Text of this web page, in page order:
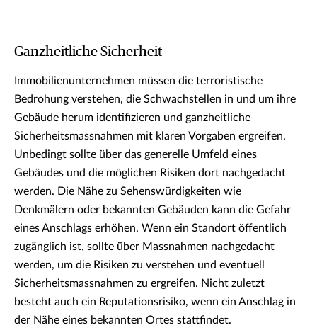
Ganzheitliche Sicherheit
Immobilienunternehmen müssen die terroristische
Bedrohung verstehen, die Schwachstellen in und um ihre
Gebäude herum identifizieren und ganzheitliche
Sicherheitsmassnahmen mit klaren Vorgaben ergreifen.
Unbedingt sollte über das generelle Umfeld eines
Gebäudes und die möglichen Risiken dort nachgedacht
werden. Die Nähe zu Sehenswürdigkeiten wie
Denkmälern oder bekannten Gebäuden kann die Gefahr
eines Anschlags erhöhen. Wenn ein Standort öffentlich
zugänglich ist, sollte über Massnahmen nachgedacht
werden, um die Risiken zu verstehen und eventuell
Sicherheitsmassnahmen zu ergreifen. Nicht zuletzt
besteht auch ein Reputationsrisiko, wenn ein Anschlag in
der Nähe eines bekannten Ortes stattfindet.